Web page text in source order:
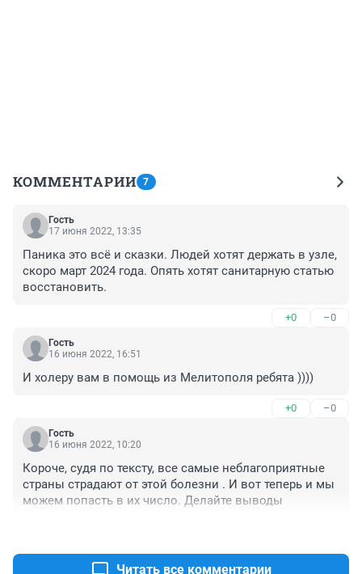
КОММЕНТАРИИ 7
Гость
17 июня 2022, 13:35
Паника это всё и сказки. Людей хотят держать в узле,
скоро март 2024 года. Опять хотят санитарную статью
восстановить.
+0 –0
Гость
16 июня 2022, 16:51
И холеру вам в помощь из Мелитополя ребята ))))
+0 –0
Гость
16 июня 2022, 10:20
Короче, судя по тексту, все самые неблагоприятные
страны страдают от этой болезни . И вот теперь и мы
можем попасть в их число. Делайте выводы
Читать все комментарии